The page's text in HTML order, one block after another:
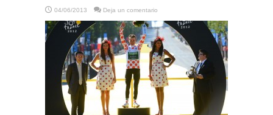
04/06/2013 Deja un comentario